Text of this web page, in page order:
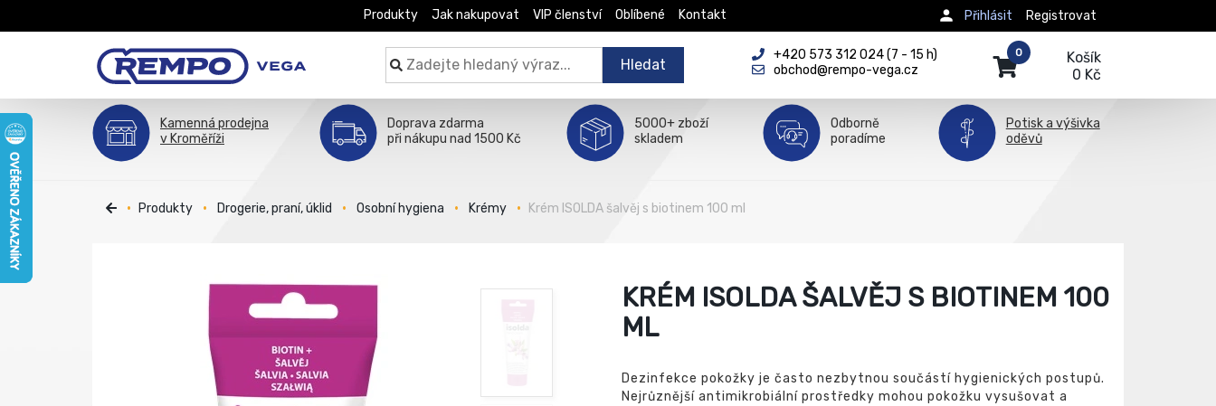
Produkty Jak nakupovat VIP členství Oblíbené Kontakt Registrovat
Přihlásit
Hledat
+420 573 312 024 (7 - 15 h)
obchod@rempo-vega.cz
Košík
0 Kč
0
Kamenná prodejna
v Kroměříži
Doprava zdarma
při nákupu nad 1500 Kč
5000+ zboží
skladem
Odborně
poradíme
Potisk a výšivka
oděvů
Produkty Drogerie, praní, úklid Osobní hygiena Krémy Krém ISOLDA šalvěj s biotinem 100 ml
KRÉM ISOLDA ŠALVĚJ S BIOTINEM 100
ML
Dezinfekce pokožky je často nezbytnou součástí hygienických postupů.
Nejrůznější antimikrobiální prostředky mohou pokožku vysušovat a